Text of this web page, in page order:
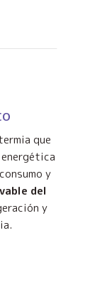
que
y
del
y